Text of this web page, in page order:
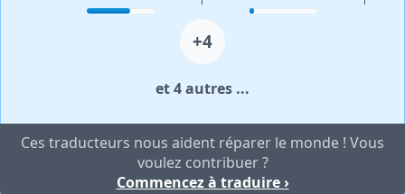
+4
et 4 autres ...
Ces traducteurs nous aident réparer le monde ! Vous
voulez contribuer ?
Commencez à traduire ›